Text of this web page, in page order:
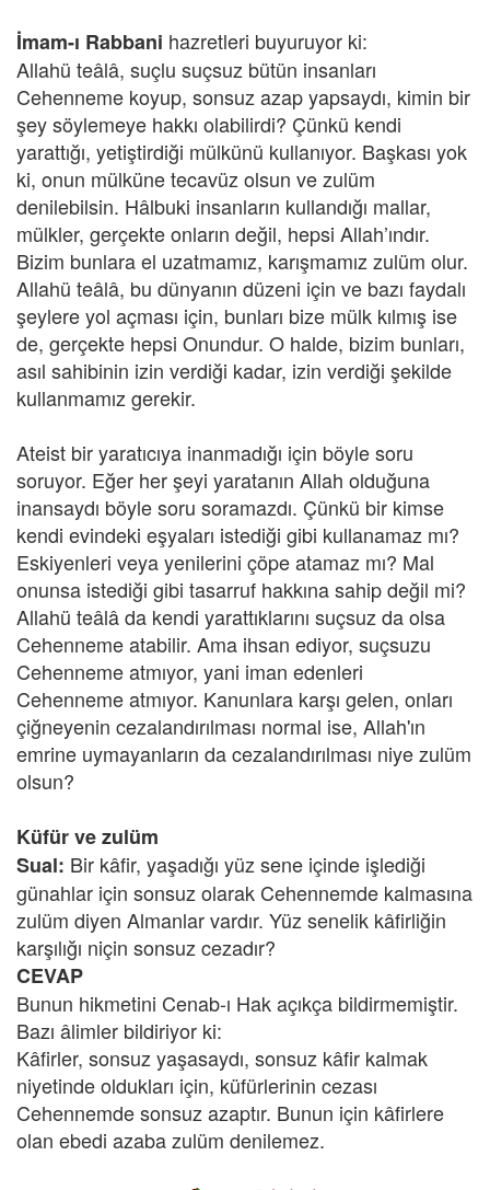
İmam-ı Rabbani hazretleri buyuruyor ki:
Allahü teâlâ, suçlu suçsuz bütün insanları
Cehenneme koyup, sonsuz azap yapsaydı, kimin bir
şey söylemeye hakkı olabilirdi? Çünkü kendi
yarattığı, yetiştirdiği mülkünü kullanıyor. Başkası yok
ki, onun mülküne tecavüz olsun ve zulüm
denilebilsin. Hâlbuki insanların kullandığı mallar,
mülkler, gerçekte onların değil, hepsi Allah’ındır.
Bizim bunlara el uzatmamız, karışmamız zulüm olur.
Allahü teâlâ, bu dünyanın düzeni için ve bazı faydalı
şeylere yol açması için, bunları bize mülk kılmış ise
de, gerçekte hepsi Onundur. O halde, bizim bunları,
asıl sahibinin izin verdiği kadar, izin verdiği şekilde
kullanmamız gerekir.
Ateist bir yaratıcıya inanmadığı için böyle soru
soruyor. Eğer her şeyi yaratanın Allah olduğuna
inansaydı böyle soru soramazdı. Çünkü bir kimse
kendi evindeki eşyaları istediği gibi kullanamaz mı?
Eskiyenleri veya yenilerini çöpe atamaz mı? Mal
onunsa istediği gibi tasarruf hakkına sahip değil mi?
Allahü teâlâ da kendi yarattıklarını suçsuz da olsa
Cehenneme atabilir. Ama ihsan ediyor, suçsuzu
Cehenneme atmıyor, yani iman edenleri
Cehenneme atmıyor. Kanunlara karşı gelen, onları
çiğneyenin cezalandırılması normal ise, Allah'ın
emrine uymayanların da cezalandırılması niye zulüm
olsun?
Küfür ve zulüm
Sual: Bir kâfir, yaşadığı yüz sene içinde işlediği
günahlar için sonsuz olarak Cehennemde kalmasına
zulüm diyen Almanlar vardır. Yüz senelik kâfirliğin
karşılığı niçin sonsuz cezadır?
CEVAP
Bunun hikmetini Cenab-ı Hak açıkça bildirmemiştir.
Bazı âlimler bildiriyor ki:
Kâfirler, sonsuz yaşasaydı, sonsuz kâfir kalmak
niyetinde oldukları için, küfürlerinin cezası
Cehennemde sonsuz azaptır. Bunun için kâfirlere
olan ebedi azaba zulüm denilemez.